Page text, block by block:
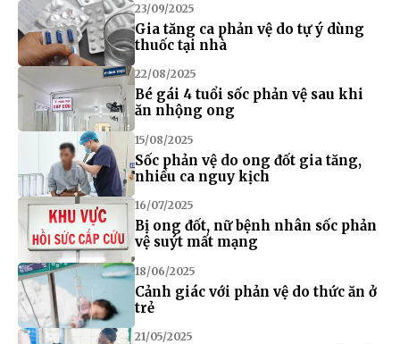
23/09/2025
Gia tăng ca phản vệ do tự ý dùng
thuốc tại nhà
22/08/2025
Bé gái 4 tuổi sốc phản vệ sau khi
ăn nhộng ong
15/08/2025
Sốc phản vệ do ong đốt gia tăng,
nhiều ca nguy kịch
16/07/2025
Bị ong đốt, nữ bệnh nhân sốc phản
vệ suýt mất mạng
18/06/2025
Cảnh giác với phản vệ do thức ăn ở
trẻ
21/05/2025